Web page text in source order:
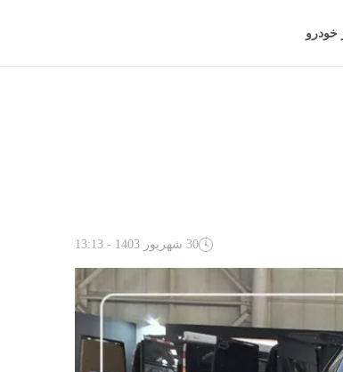
خودرو
30 شهریور 1403 - 13:13